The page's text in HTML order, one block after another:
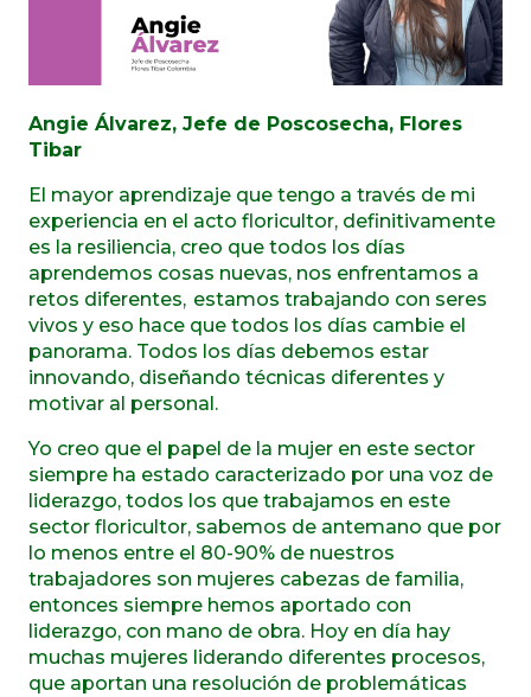
Angie Álvarez, Jefe de Poscosecha, Flores
Tibar
El mayor aprendizaje que tengo a través de mi
experiencia en el acto floricultor, definitivamente
es la resiliencia, creo que todos los días
aprendemos cosas nuevas, nos enfrentamos a
retos diferentes, estamos trabajando con seres
vivos y eso hace que todos los días cambie el
panorama. Todos los días debemos estar
innovando, diseñando técnicas diferentes y
motivar al personal.
Yo creo que el papel de la mujer en este sector
siempre ha estado caracterizado por una voz de
liderazgo, todos los que trabajamos en este
sector floricultor, sabemos de antemano que por
lo menos entre el 80-90% de nuestros
trabajadores son mujeres cabezas de familia,
entonces siempre hemos aportado con
liderazgo, con mano de obra. Hoy en día hay
muchas mujeres liderando diferentes procesos,
que aportan una resolución de problemáticas